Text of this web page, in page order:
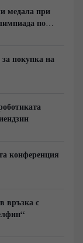
по
за
медала при
по
покупка на
конференция
връзка с